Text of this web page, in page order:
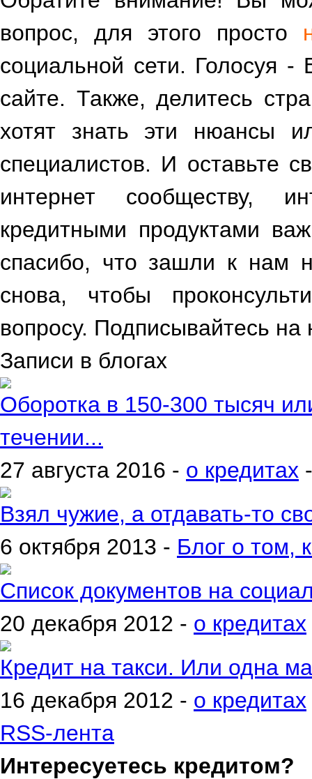
вопрос, для этого просто
социальной сети. Голосуя -
сайте. Также, делитесь
хотят знать эти нюансы
специалистов. И оставьте
интернет сообществу,
кредитными продуктами
спасибо, что зашли к нам
снова, чтобы
вопросу. Подписывайтесь
Записи в блогах
Оборотка в 150-300 тысяч
течении...
27 августа 2016 - о кредитах
Взял чужие, а отдавать-то
6 октября 2013 - Блог о том,
Список документов на
20 декабря 2012 - о кредитах
Кредит на такси. Или одна
16 декабря 2012 - о кредитах
RSS-лента
Интересуетесь кредитом?